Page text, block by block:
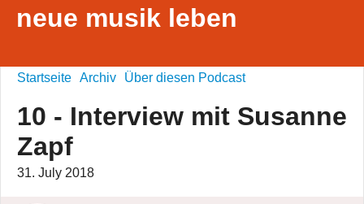
neue musik leben
Startseite Archiv Über diesen Podcast
10 - Interview mit Susanne
Zapf
31. July 2018